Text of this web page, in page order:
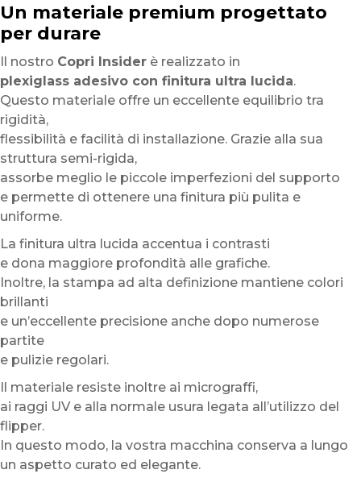
Un materiale premium progettato
per durare
Il nostro Copri Insider è realizzato in
plexiglass adesivo con finitura ultra lucida.
Questo materiale offre un eccellente equilibrio tra
rigidità,
flessibilità e facilità di installazione. Grazie alla sua
struttura semi-rigida,
assorbe meglio le piccole imperfezioni del supporto
e permette di ottenere una finitura più pulita e
uniforme.
La finitura ultra lucida accentua i contrasti
e dona maggiore profondità alle grafiche.
Inoltre, la stampa ad alta definizione mantiene colori
brillanti
e un’eccellente precisione anche dopo numerose
partite
e pulizie regolari.
Il materiale resiste inoltre ai micrograffi,
ai raggi UV e alla normale usura legata all’utilizzo del
flipper.
In questo modo, la vostra macchina conserva a lungo
un aspetto curato ed elegante.